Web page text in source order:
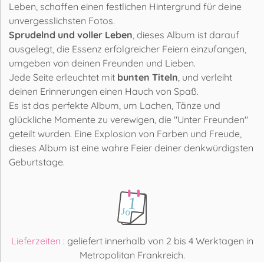
Leben, schaffen einen festlichen Hintergrund für deine
unvergesslichsten Fotos.
Sprudelnd und voller Leben, dieses Album ist darauf
ausgelegt, die Essenz erfolgreicher Feiern einzufangen,
umgeben von deinen Freunden und Lieben.
Jede Seite erleuchtet mit bunten Titeln, und verleiht
deinen Erinnerungen einen Hauch von Spaß.
Es ist das perfekte Album, um Lachen, Tänze und
glückliche Momente zu verewigen, die "Unter Freunden"
geteilt wurden. Eine Explosion von Farben und Freude,
dieses Album ist eine wahre Feier deiner denkwürdigsten
Geburtstage.
Lieferzeiten : geliefert innerhalb von 2 bis 4 Werktagen in
Metropolitan Frankreich.